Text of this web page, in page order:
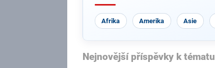
Afrika Amerika Asie
Nejnovější příspěvky k tématu